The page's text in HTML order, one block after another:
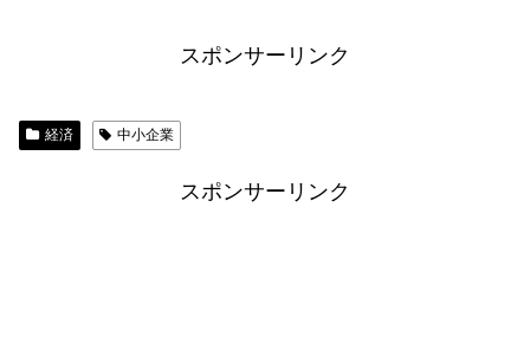
スポンサーリンク
経済 中小企業
スポンサーリンク